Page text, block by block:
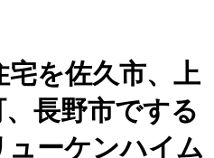
を佐久市、上
長野市でする
ューケンハイム